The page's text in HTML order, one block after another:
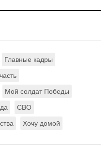
Главные кадры
Мой солдат Победы
СВО
Хочу домой